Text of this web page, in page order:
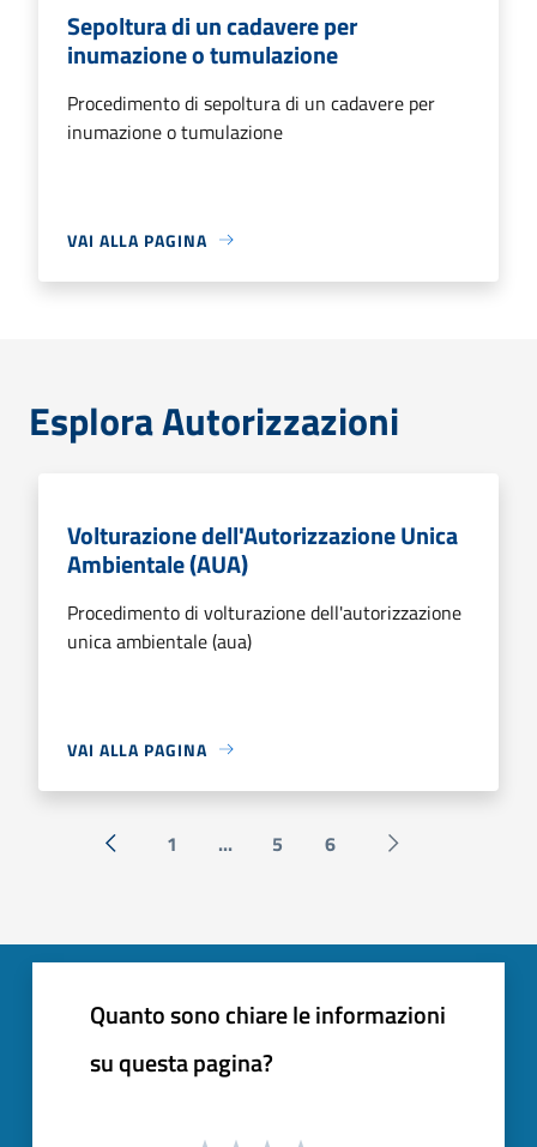
Sepoltura di un cadavere per
inumazione o tumulazione
Procedimento di sepoltura di un cadavere per
inumazione o tumulazione
VAI ALLA PAGINA
Esplora Autorizzazioni
Volturazione dell'Autorizzazione Unica
Ambientale (AUA)
Procedimento di volturazione dell'autorizzazione
unica ambientale (aua)
VAI ALLA PAGINA
« Precedente
1 ... 5 6 Successiva »
Quanto sono chiare le informazioni
su questa pagina?